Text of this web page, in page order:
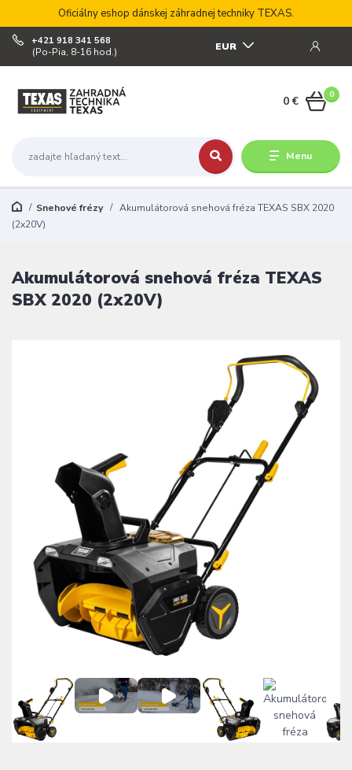
Oficiálny eshop dánskej záhradnej techniky TEXAS.
Menu
EUR
+421 918 341 568
(Po-Pia, 8-16 hod.)
0
0 €
Snehové frézy
Akumulátorová snehová fréza TEXAS SBX 2020
(2x20V)
Akumulátorová snehová fréza TEXAS
SBX 2020 (2x20V)